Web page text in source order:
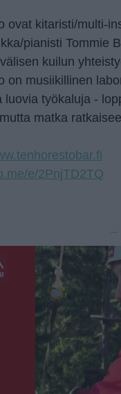
ovat kitaristi/multi-
pianisti Tommie
kuilun
on musiikillinen
luovia työkaluja -
matka
e/2PnjTD2TQ
—